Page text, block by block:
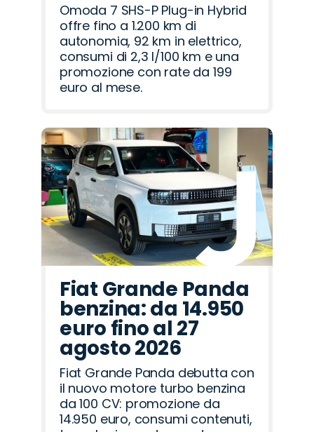
Omoda 7 SHS-P Plug-in Hybrid
offre fino a 1.200 km di
autonomia, 92 km in elettrico,
consumi di 2,3 l/100 km e una
promozione con rate da 199
euro al mese.
Fiat Grande Panda
benzina: da 14.950
euro fino al 27
agosto 2026
Fiat Grande Panda debutta con
il nuovo motore turbo benzina
da 100 CV: promozione da
14.950 euro, consumi contenuti,